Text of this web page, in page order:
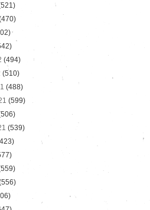
(494)
(510)
(488)
(599)
(539)